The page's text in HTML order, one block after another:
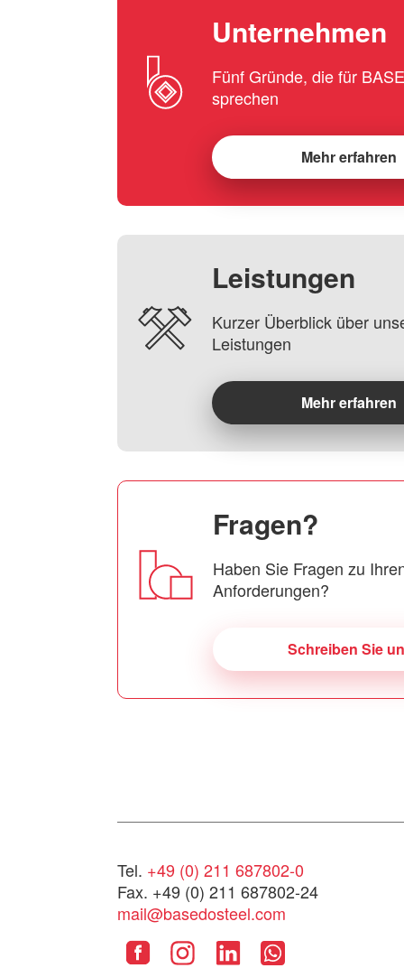
Unternehmen
Fünf Gründe, die für
sprechen
Mehr erfahren
Leistungen
Kurzer Überblick über
Leistungen
Mehr erfahren
Fragen?
Haben Sie Fragen zu
Anforderungen?
Schreiben Sie
Tel. +49 (0) 211 687802-0
Fax. +49 (0) 211 687802-24
mail@basedosteel.com